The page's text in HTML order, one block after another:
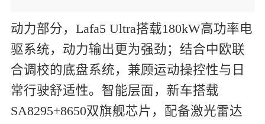
动力部分，Lafa5 Ultra搭载180kW高功率电
驱系统，动力输出更为强劲；结合中欧联
合调校的底盘系统，兼顾运动操控性与日
常行驶舒适性。智能层面，新车搭载
SA8295+8650双旗舰芯片，配备激光雷达